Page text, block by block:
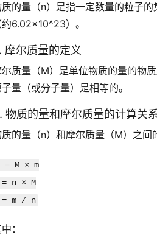
的量（n）是指一定数量的粒子
约6.02×10^23）。
摩尔质量的定义
尔质量（M）是单位物质的量的物
量（或分子量）是相等的。
物质的量和摩尔质量的计算关
的量（n）和摩尔质量（M）之间
= M × m
= n × M
= m / n
：